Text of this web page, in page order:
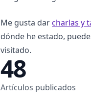
Me gusta dar charlas y
dónde he estado,
visitado.
Artículos publicados
48